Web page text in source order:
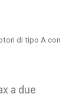
di tipo A con